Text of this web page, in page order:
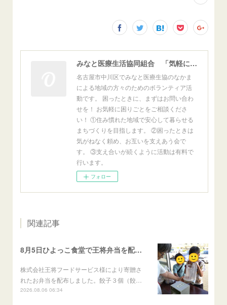
みなと医療生活協同組合 「気軽にすけっと」 - 名古屋市中川区の地域型相互ボランティア
名古屋市中川区でみなと医療生協のなかま
による地域の方々のためのボランティア活
動です。 困ったときに、まずはお問い合わ
せを！ お気軽に困りごとをご相談くださ
い！ ①住み慣れた地域で安心して暮らせる
まちづくりを目指します。 ②困ったときは
気がねなく頼め、お互いを支えあう会で
す。 ③支え合いが続くように活動は有料で
行います。
フォロー
関連記事
8月5日ひよっこ食堂で王将弁当を配布しました
株式会社王将フードサービス様により寄贈さ
れたお弁当を配布しました。餃子３個（餃…
2026.08.06 06:34